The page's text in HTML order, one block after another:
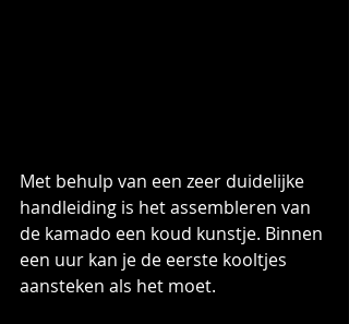
Met behulp van een zeer duidelijke
handleiding is het assembleren van
de kamado een koud kunstje. Binnen
een uur kan je de eerste kooltjes
aansteken als het moet.